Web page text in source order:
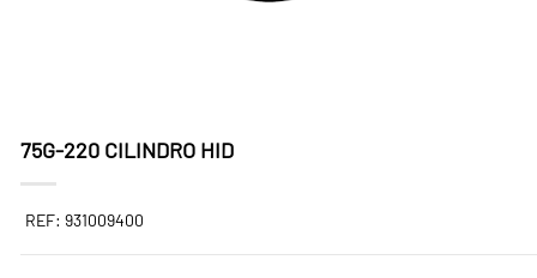
75G-220 CILINDRO HID
REF: 931009400